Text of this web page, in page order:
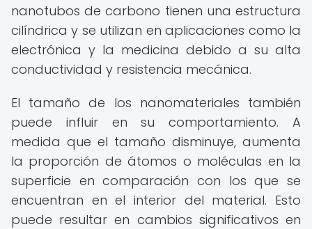
nanotubos de carbono tienen una estructura
cilíndrica y se utilizan en aplicaciones como la
electrónica y la medicina debido a su alta
conductividad y resistencia mecánica.
El tamaño de los nanomateriales también
puede influir en su comportamiento. A
medida que el tamaño disminuye, aumenta
la proporción de átomos o moléculas en la
superficie en comparación con los que se
encuentran en el interior del material. Esto
puede resultar en cambios significativos en